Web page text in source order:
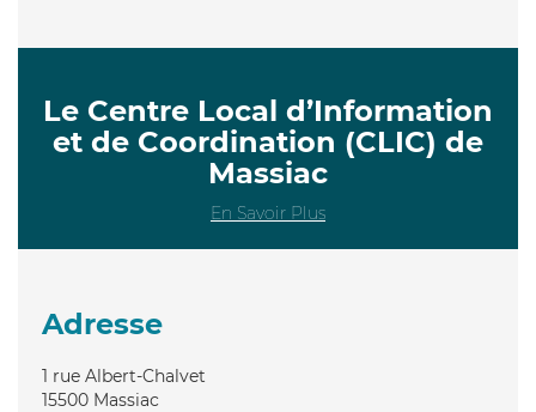
Le Centre Local d’Information
et de Coordination (CLIC) de
Massiac
En Savoir Plus
Adresse
1 rue Albert-Chalvet
15500 Massiac